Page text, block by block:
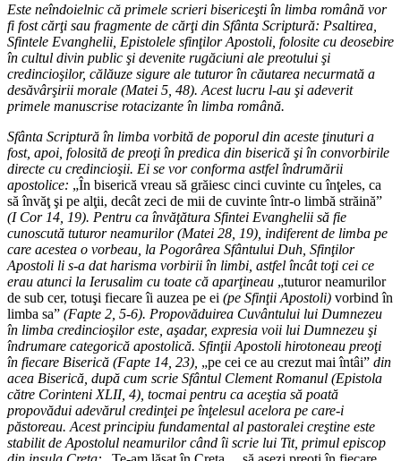
Este neîndoielnic că primele scrieri bisericeşti în limba română vor
fi fost cărţi sau fragmente de cărţi din Sfânta Scriptură: Psaltirea,
Sfintele Evanghelii, Epistolele sfinţilor Apostoli, folosite cu deosebire
în cultul divin public şi devenite rugăciuni ale preotului şi
credincioşilor, călăuze sigure ale tuturor în căutarea necurmată a
desăvârşirii morale (Matei 5, 48). Acest lucru l-au şi adeverit
primele manuscrise rotacizante în limba română.
Sfânta Scriptură în limba vorbită de poporul din aceste ţinuturi a
fost, apoi, folosită de preoţi în predica din biserică şi în convorbirile
directe cu credincioşii. Ei se vor conforma astfel îndrumării
apostolice: „În biserică vreau să grăiesc cinci cuvinte cu înţeles, ca
să învăţ şi pe alţii, decât zeci de mii de cuvinte într-o limbă străină”
(I Cor 14, 19). Pentru ca învăţătura Sfintei Evanghelii să fie
cunoscută tuturor neamurilor (Matei 28, 19), indiferent de limba pe
care acestea o vorbeau, la Pogorârea Sfântului Duh, Sfinţilor
Apostoli li s-a dat harisma vorbirii în limbi, astfel încât toţi cei ce
erau atunci la Ierusalim cu toate că aparţineau „tuturor neamurilor
de sub cer, totuşi fiecare îi auzea pe ei (pe Sfinţii Apostoli) vorbind în
limba sa” (Fapte 2, 5-6). Propovăduirea Cuvântului lui Dumnezeu
în limba credincioşilor este, aşadar, expresia voii lui Dumnezeu şi
îndrumare categorică apostolică. Sfinţii Apostoli hirotoneau preoţi
în fiecare Biserică (Fapte 14, 23), „pe cei ce au crezut mai întâi” din
acea Biserică, după cum scrie Sfântul Clement Romanul (Epistola
către Corinteni XLII, 4), tocmai pentru ca aceştia să poată
propovădui adevărul credinţei pe înţelesul acelora pe care-i
păstoreau. Acest principiu fundamental al pastoralei creştine este
stabilit de Apostolul neamurilor când îi scrie lui Tit, primul episcop